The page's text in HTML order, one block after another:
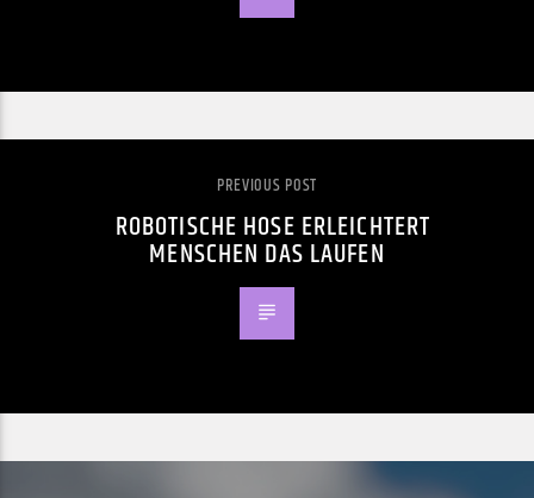
PREVIOUS POST
ROBOTISCHE HOSE ERLEICHTERT
MENSCHEN DAS LAUFEN